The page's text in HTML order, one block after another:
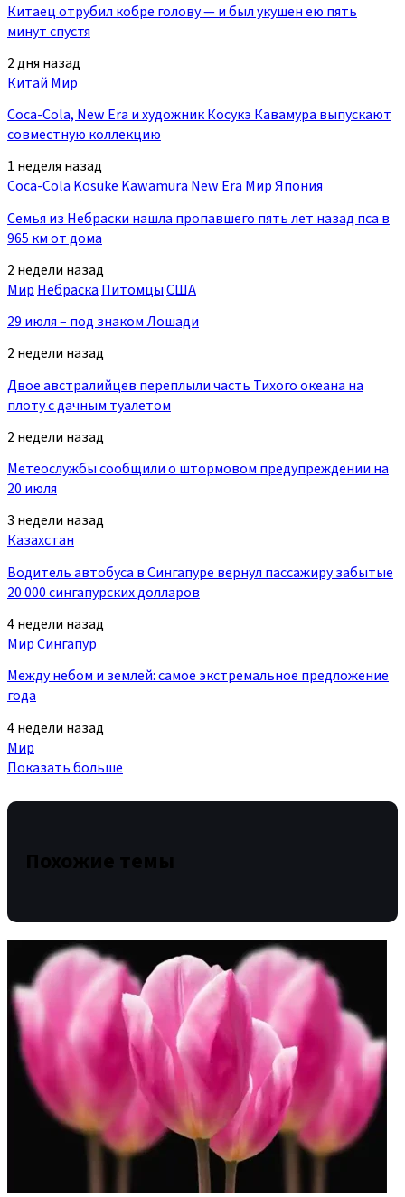
Китаец отрубил кобре голову — и был укушен ею пять
минут спустя
2 дня назад
Китай Мир
Coca-Cola, New Era и художник Косукэ Кавамура выпускают
совместную коллекцию
1 неделя назад
Coca-Cola Kosuke Kawamura New Era МирЯпония
Семья из Небраски нашла пропавшего пять лет назад пса в
965 км от дома
2 недели назад
Мир Небраска ПитомцыСША
29 июля – под знаком Лошади
2 недели назад
Двое австралийцев переплыли часть Тихого океана на
плоту с дачным туалетом
2 недели назад
Метеослужбы сообщили о штормовом предупреждении на
20 июля
3 недели назад
Казахстан
Водитель автобуса в Сингапуре вернул пассажиру забытые
20 000 сингапурских долларов
4 недели назад
МирСингапур
Между небом и землей: самое экстремальное предложение
года
4 недели назад
Мир
Показать больше
Похожие темы